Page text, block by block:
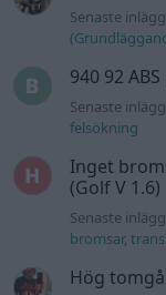
Senaste
940 92
Senaste
felsökning
Inget
(Golf V 1.6)
Senaste
bromsar,
Hög